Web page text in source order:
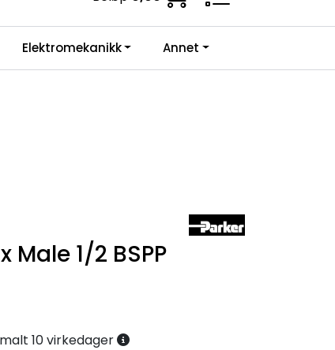
Infosenter Favoritter Logg inn
Elektromekanikk Annet
1/2 BSPP
10 virkedager